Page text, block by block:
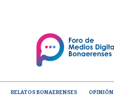
RELATOS BONAERENSES OPINIÓN